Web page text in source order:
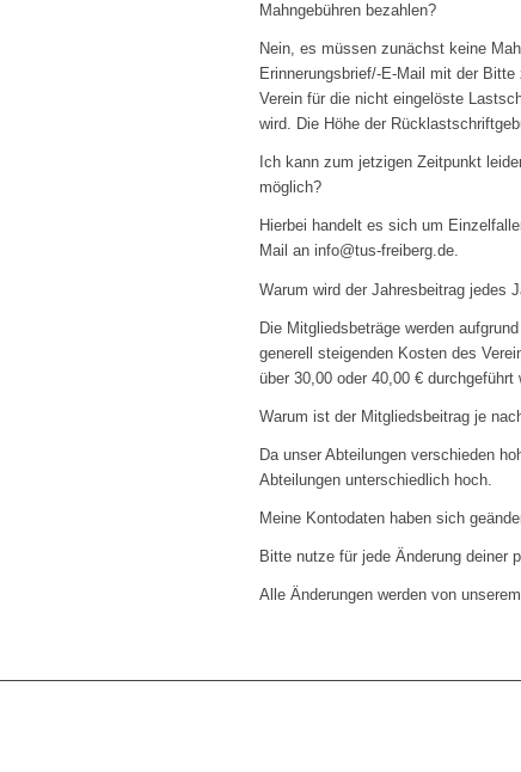
Mahngebühren bezahlen?
Nein, es müssen zunächst keine
Erinnerungsbrief/-E-Mail mit der
Verein für die nicht eingelöste
wird. Die Höhe der
Ich kann zum jetzigen Zeitpunkt
möglich?
Hierbei handelt es sich um
Mail an info@tus-freiberg.de.
Warum wird der Jahresbeitrag jedes
Die Mitgliedsbeträge werden
generell steigenden Kosten des
über 30,00 oder 40,00 € durchgeführt
Warum ist der Mitgliedsbeitrag je
Da unser Abteilungen verschieden
Abteilungen unterschiedlich hoch.
Meine Kontodaten haben sich
Bitte nutze für jede Änderung deiner
Alle Änderungen werden von